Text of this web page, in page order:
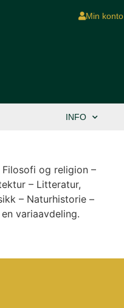
Min konto
INFO
og religion –
– Litteratur,
– Naturhistorie –
variaavdeling.